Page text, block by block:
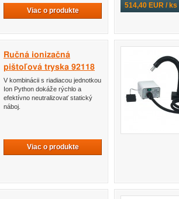
Viac o produkte
514,40 EUR / ks
Ručná ionizačná
pištoľová tryska 92118
V kombinácii s riadiacou jednotkou
Ion Python dokáže rýchlo a
efektívno neutralizovať statický
náboj.
Viac o produkte